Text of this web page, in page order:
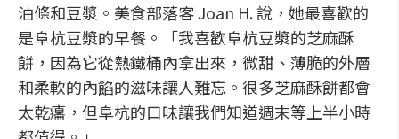
油條和豆漿。美食部落客 Joan H. 說，她最喜歡的
是阜杭豆漿的早餐。「我喜歡阜杭豆漿的芝麻酥
餅，因為它從熱鐵桶內拿出來，微甜、薄脆的外層
和柔軟的內餡的滋味讓人難忘。很多芝麻酥餅都會
太乾癟，但阜杭的口味讓我們知道週末等上半小時